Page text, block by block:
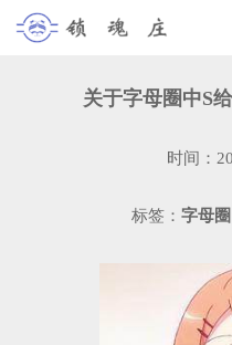
关于字母圈中S
时间：
标签： 字母圈